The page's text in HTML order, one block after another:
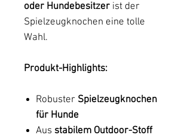
oder Hundebesitzer ist der
Spielzeugknochen eine tolle
Wahl.
Produkt-Highlights:
Robuster Spielzeugknochen
für Hunde
Aus stabilem Outdoor-Stoff